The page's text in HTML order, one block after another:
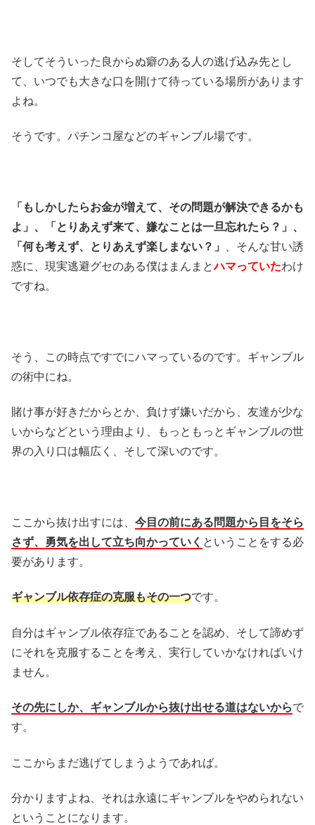
そしてそういった良からぬ癖のある人の逃げ込み先とし
て、いつでも大きな口を開けて待っている場所があります
よね。
そうです。パチンコ屋などのギャンブル場です。
「もしかしたらお金が増えて、その問題が解決できるかも
よ」、「とりあえず来て、嫌なことは一旦忘れたら？」、
「何も考えず、とりあえず楽しまない？」
、そんな甘い誘
惑に、現実逃避グセのある僕はまんまとハマっていたわけ
ですね。
そう、この時点ですでにハマっているのです。ギャンブル
の術中にね。
賭け事が好きだからとか、負けず嫌いだから、友達が少な
いからなどという理由より、もっともっとギャンブルの世
界の入り口は幅広く、そして深いのです。
ここから抜け出すには、 今目の前にある問題から目をそら
さず、勇気を出して立ち向かっていく ということをする必
要があります。
ギャンブル依存症の克服もその一つです。
自分はギャンブル依存症であることを認め、そして諦めず
にそれを克服することを考え、実行していかなければいけ
ません。
その先にしか、ギャンブルから抜け出せる道はないからで
す。
ここからまだ逃げてしまうようであれば。
分かりますよね、それは永遠にギャンブルをやめられない
ということになります。